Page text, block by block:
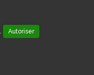
Autoriser